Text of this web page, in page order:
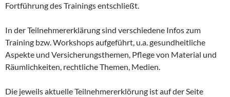
Fortführung des Trainings entschließt.
In der Teilnehmererklärung sind verschiedene Infos zum
Training bzw. Workshops aufgeführt, u.a. gesundheitliche
Aspekte und Versicherungsthemen, Pflege von Material und
Räumlichkeiten, rechtliche Themen, Medien.
Die jeweils aktuelle Teilnehmererklörung ist auf der Seite